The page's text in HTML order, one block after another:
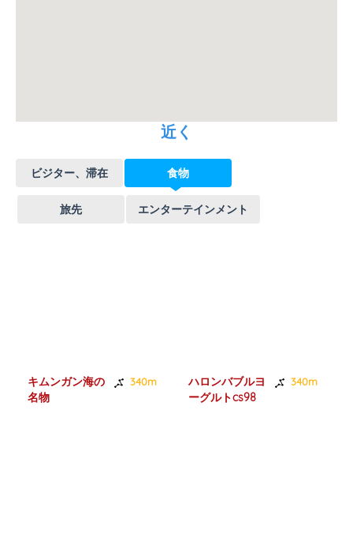
近く
ビジター、滞在 食物
旅先 エンターテインメント
キムンガン海の
名物
340m
ハロンバブルヨ
ーグルトcs98
340m